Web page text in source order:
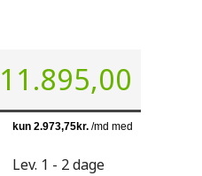
11.895,00
Lev. 1 - 2 dage